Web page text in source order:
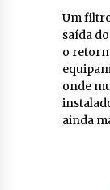
Um
saída
o
onde
ainda